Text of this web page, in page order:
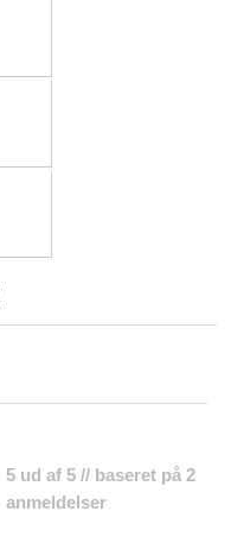
5 ud af 5 // baseret på 2
anmeldelser